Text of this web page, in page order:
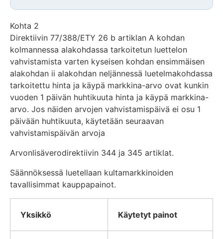
Kohta 2
Direktiivin 77/388/ETY 26 b artiklan A kohdan
kolmannessa alakohdassa tarkoitetun luettelon
vahvistamista varten kyseisen kohdan ensimmäisen
alakohdan ii alakohdan neljännessä luetelmakohdassa
tarkoitettu hinta ja käypä markkina-arvo ovat kunkin
vuoden 1 päivän huhtikuuta hinta ja käypä markkina-
arvo. Jos näiden arvojen vahvistamispäivä ei osu 1
päivään huhtikuuta, käytetään seuraavan
vahvistamispäivän arvoja
Arvonlisäverodirektiivin 344 ja 345 artiklat.
Säännöksessä luetellaan kultamarkkinoiden
tavallisimmat kauppapainot.
Yksikkö Käytetyt painot